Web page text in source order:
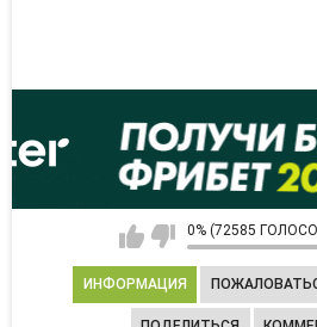
0% (72585
ИНФОРМАЦИЯ